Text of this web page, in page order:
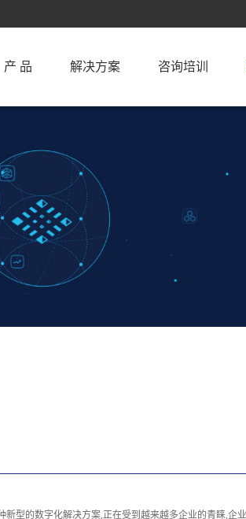
产 品 解决方案 咨询培训
型的数字化解决方案,正在受到越来越多企业的青睐,企